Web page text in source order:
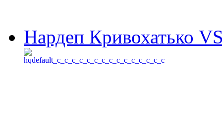
Нардеп Кривохатько